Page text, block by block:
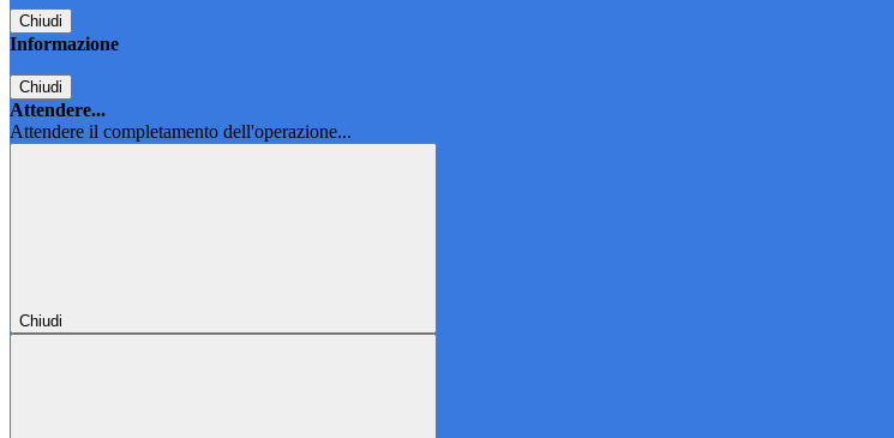
Chiudi
Informazione
Chiudi
Attendere...
Attendere il completamento dell'operazione...
Chiudi